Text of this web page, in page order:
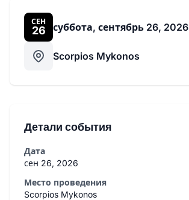
СЕН
26 суббота, сентябрь 26, 2026
Scorpios Mykonos
Детали события
Дата
сен 26, 2026
Место проведения
Scorpios Mykonos